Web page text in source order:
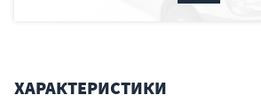
ХАРАКТЕРИСТИКИ